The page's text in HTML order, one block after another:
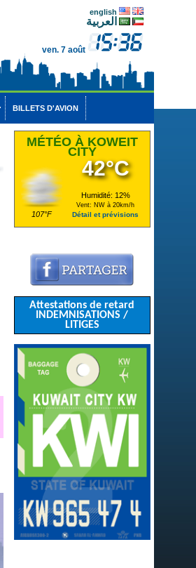
english
العربية
ven. 7 août
BILLETS D'AVION
MÉTÉO À KOWEIT
CITY
107°F
42°C
Humidité: 12%
Vent: NW à 20km/h
Détail et prévisions
Attestations de retard
INDEMNISATIONS /
LITIGES